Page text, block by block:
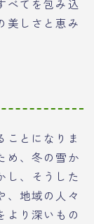
べてを包み込
美しさと恵み
ことになりま
め、冬の雪か
し、そうした
、地域の人々
より深いもの